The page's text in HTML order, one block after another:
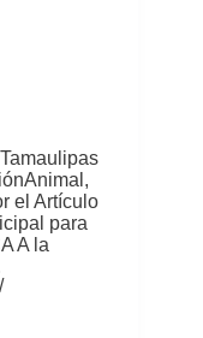
el Artículo
para
A la